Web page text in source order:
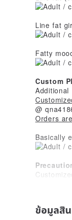
Line fat
Fatty
Custom
@
Orders
Basically
Please
ข้อมูลสิ